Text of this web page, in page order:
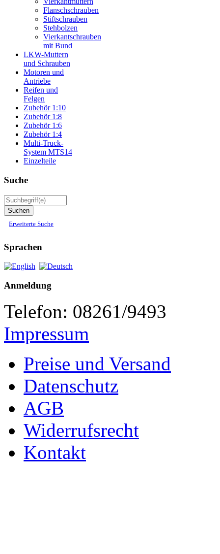
Flanschschrauben
Stiftschrauben
Stehbolzen
Vierkantschrauben
mit Bund
LKW-Muttern
und Schrauben
Motoren und
Antriebe
Reifen und
Felgen
Zubehör 1:10
Zubehör 1:8
Zubehör 1:6
Zubehör 1:4
Multi-Truck-
System MTS14
Einzelteile
Suche
Erweiterte Suche
Sprachen
Anmeldung
Telefon: 08261/9493
Impressum
Preise und Versand
Datenschutz
AGB
Widerrufsrecht
Kontakt